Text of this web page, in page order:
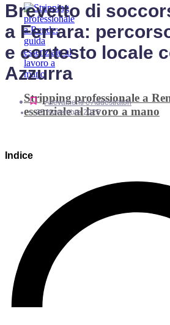
Stripping professionale a
essenziale al lavoro a mano
Brevetto di
a Ferrara:
e contesto locale
Azzurra
Allevamenti e Addestratori
- 25 Novembre 2025
Indice